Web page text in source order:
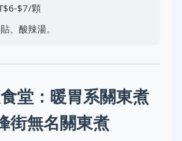
$7/顆
、酸辣湯。
堂：暖胃系關東煮
街無名關東煮